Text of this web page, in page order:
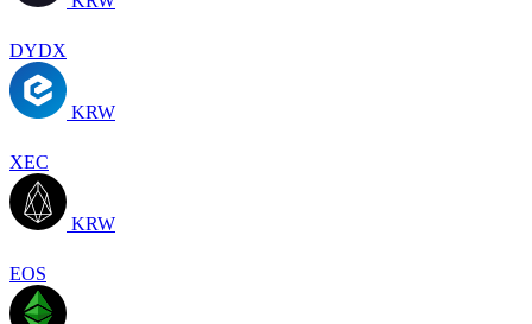
DYDX
KRW
XEC
KRW
EOS